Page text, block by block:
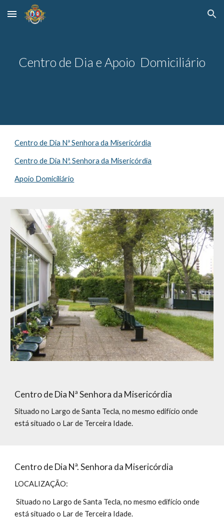
Skip to main content Skip to navigation
Centro de Dia e Apoio Domiciliário
Centro de Dia Nª Senhora da Misericórdia
Centro de Dia Nª. Senhora da Misericórdia
Apoio Domiciliário
Centro de Dia Nª Senhora da Misericórdia
Situado no Largo de Santa Tecla, no mesmo edifício onde
está situado o Lar de Terceira Idade.
Centro de Dia Nª. Senhora da Misericórdia
LOCALIZAÇÃO:
Situado no Largo de Santa Tecla, no mesmo edifício onde
está situado o Lar de Terceira Idade.